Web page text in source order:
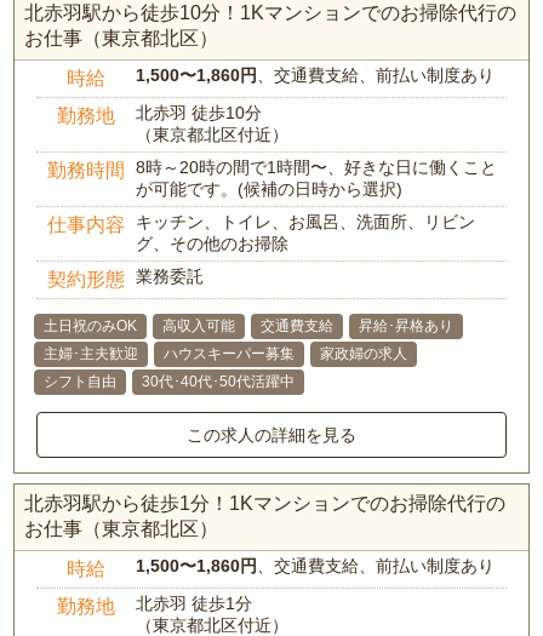
北赤羽駅から徒歩10分！1Kマンションでのお掃除代行の
お仕事（東京都北区）
時給 1,500〜1,860円 、交通費支給、前払い制度あり
勤務地
北赤羽 徒歩10分
（東京都北区付近）
勤務時間
8時～20時の間で1時間〜、好きな日に働くこと
が可能です。(候補の日時から選択)
仕事内容
キッチン、トイレ、お風呂、洗面所、リビン
グ、その他のお掃除
契約形態 業務委託
土日祝のみOK 高収入可能 交通費支給
昇給･昇格あり
主婦･主夫歓迎
ハウスキーパー募集
家政婦の求人
シフト自由
30代･40代･50代活躍中
この求人の詳細を見る
北赤羽駅から徒歩1分！1Kマンションでのお掃除代行の
お仕事（東京都北区）
時給 1,500〜1,860円 、交通費支給、前払い制度あり
勤務地
北赤羽 徒歩1分
（東京都北区付近）